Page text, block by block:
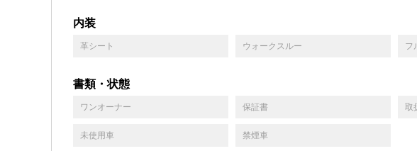
内装
革シート ウォークスルー フ
書類・状態
ワンオーナー 保証書 取
未使用車 禁煙車